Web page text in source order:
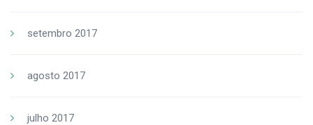
setembro 2017
agosto 2017
julho 2017